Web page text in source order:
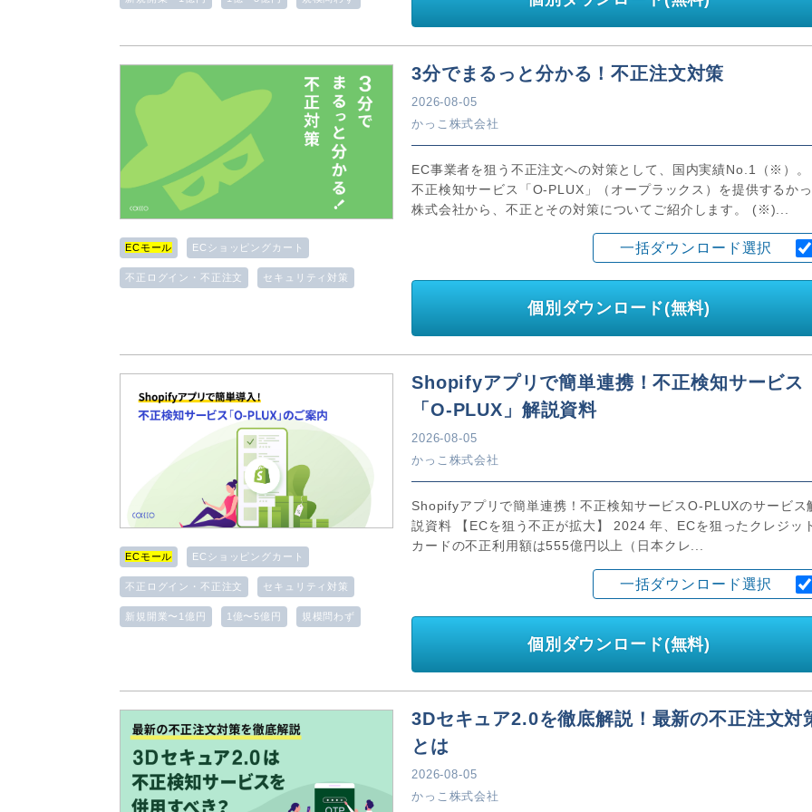
ECモール ECショッピングカート
不正ログイン・不正注文 セキュリティ対策
3分でまるっと分かる！不正注文対策
2026-08-05
かっこ株式会社
EC事業者を狙う不正注文への対策として、国内実績No.1（※）。
不正検知サービス「O-PLUX」（オープラックス）を提供するか
株式会社から、不正とその対策についてご紹介します。 (※)...
一括ダウンロード選択
個別ダウンロード(無料)
ECモール ECショッピングカート
不正ログイン・不正注文 セキュリティ対策
新規開業〜1億円 1億〜5億円 規模問わず
Shopifyアプリで簡単連携！不正検知サービス
「O-PLUX」解説資料
2026-08-05
かっこ株式会社
Shopifyアプリで簡単連携！不正検知サービスO-PLUXのサービス
説資料 【ECを狙う不正が拡大】 2024 年、ECを狙ったクレジッ
カードの不正利用額は555億円以上（日本クレ...
一括ダウンロード選択
個別ダウンロード(無料)
3Dセキュア2.0を徹底解説！最新の不正注文対
とは
2026-08-05
かっこ株式会社